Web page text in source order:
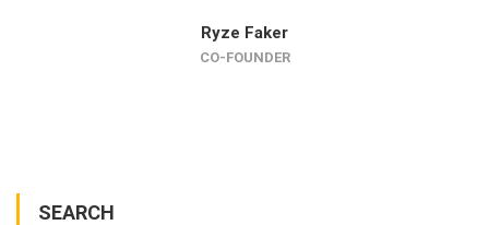
Ryze Faker
CO-FOUNDER
SEARCH